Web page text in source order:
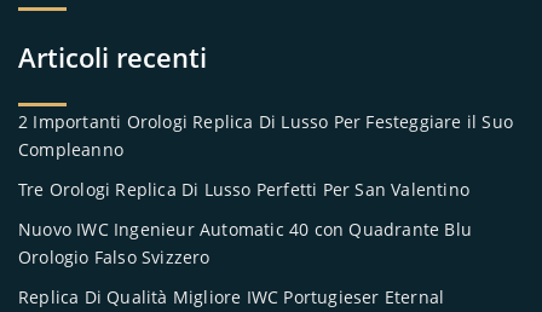
Articoli recenti
2 Importanti Orologi Replica Di Lusso Per Festeggiare il Suo
Compleanno
Tre Orologi Replica Di Lusso Perfetti Per San Valentino
Nuovo IWC Ingenieur Automatic 40 con Quadrante Blu
Orologio Falso Svizzero
Replica Di Qualità Migliore IWC Portugieser Eternal